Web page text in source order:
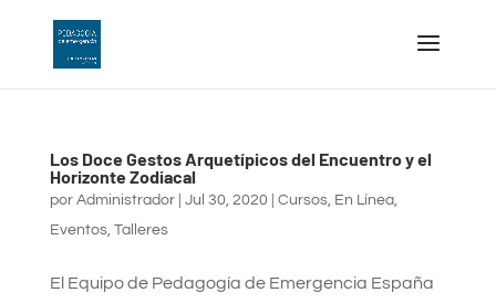
Los Doce Gestos Arquetípicos del Encuentro y el
Horizonte Zodiacal
por Administrador| Jul 30, 2020 Cursos, En Línea,
Eventos, Talleres
El Equipo de Pedagogía de Emergencia España